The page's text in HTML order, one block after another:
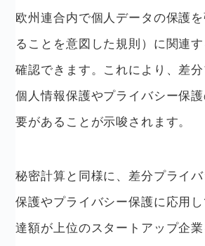
欧州連合内で個人データの保護
ることを意図した規則）に関連
確認できます。これにより、差
個人情報保護やプライバシー保
要があることが示唆されます。
秘密計算と同様に、差分プライ
保護やプライバシー保護に応用
達額が上位のスタートアップ企